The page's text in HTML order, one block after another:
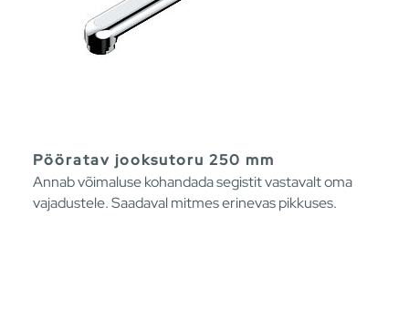
Pööratav jooksutoru 250 mm
Annab võimaluse kohandada segistit vastavalt oma
vajadustele. Saadaval mitmes erinevas pikkuses.